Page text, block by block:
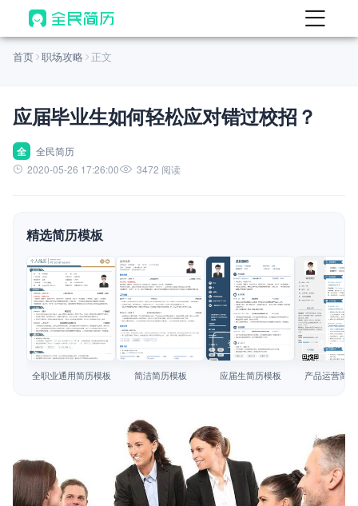
首页
AI 生成简历
AI 优化简历
AI 翻译简历
AI 模拟面试
面试自我介绍
AI 职场工具 New
简历模板
简历教程
首页 职场攻略 正文
应届毕业生如何轻松应对错过校招？
全
全民简历
2020-05-26 17:26:00
3472 阅读
精选简历模板
查看模板
全职业通用简历模板
查看模板
简洁简历模板
查看模板
应届生简历模板
查看模板
产品运营简